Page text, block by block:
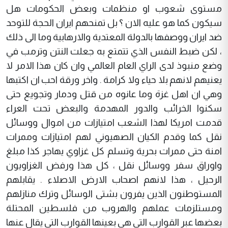
مستوى شعوب او منظمات وبعض الحكومات هل
سيكون كما هو عليه الان ؟ بل تمنحهم ايران الحجة للتوحد
ضد ايران ووصفها بالدولة المعتدية والارهابية وما الى ذلك
، لكن ضبط النفس الذي تتمتع به جعلت النتن وترمب في
وضع منبوذ لدى الراي العام العالمي وان كان هذا الامر لا
يعنيهم لانهم بلا حياء ولا كرامة . واخر ورقة احب ان اكتبها
وهي ان اهل غزة وما عانوه من قتل ودمار وتجويع حتى
سكنوا الخرائب والدور المهدمة والبعض تحت العراء
قدمت امريكا لهذا الشعب امتيازات من اموال ووسائل
نقل كما وقدم الكيان الصهيوني لهم امتيازات وممرات
امنة حتى ممرات بحرية وتسلم كل غزاوي يهاجر كذا مبلغ
واوراق سفر ووسائل نقل ، كل هذا ورفض الغزاويون
الرحيل ، هذا لانهم اصحاب الارض الاصلاء . يقابلهم
المستوطنون الذين يفرون بشتى الوسائل وترك منازلهم
ومستلزمات عملهم والهروب من فلسطين المحتلة
بعضها عبر القوارب التي هي بعينها القوارب التي يقال عنها